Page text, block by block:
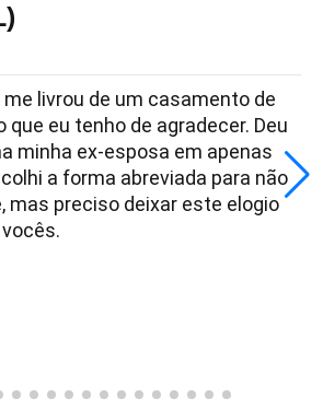
me livrou de um casamento de
que eu tenho de agradecer. Deu
minha ex-esposa em apenas
a forma abreviada para não
mas preciso deixar este elogio